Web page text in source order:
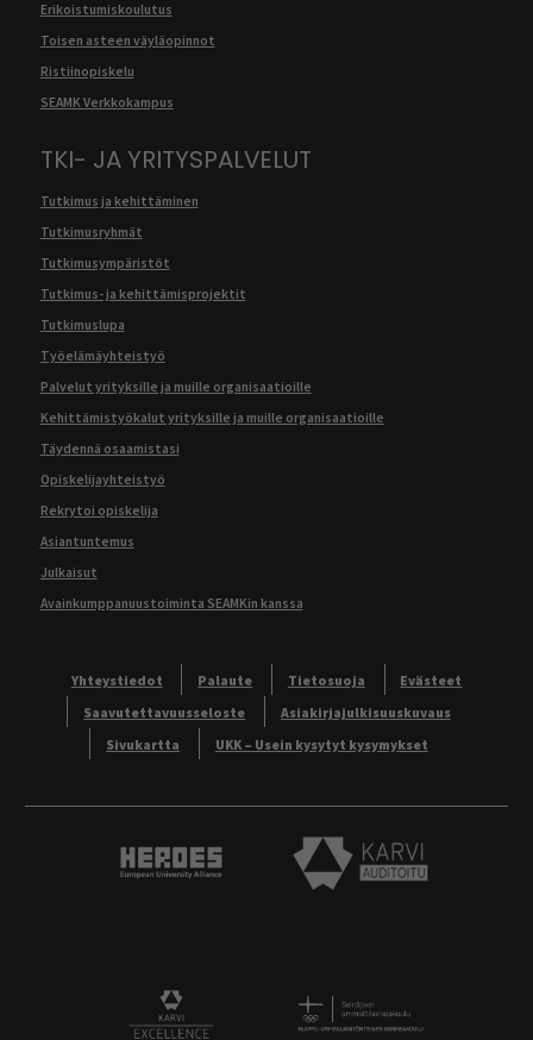
Erikoistumiskoulutus
Toisen asteen väyläopinnot
Ristiinopiskelu
SEAMK Verkkokampus
TKI- JA YRITYSPALVELUT
Tutkimus ja kehittäminen
Tutkimusryhmät
Tutkimusympäristöt
Tutkimus- ja kehittämisprojektit
Tutkimuslupa
Työelämäyhteistyö
Palvelut yrityksille ja muille organisaatioille
Kehittämistyökalut yrityksille ja muille organisaatioille
Täydennä osaamistasi
Opiskelijayhteistyö
Rekrytoi opiskelija
Asiantuntemus
Julkaisut
Avainkumppanuustoiminta SEAMKin kanssa
Yhteystiedot Palaute Tietosuoja
Evästeet
Saavutettavuusseloste
Asiakirjajulkisuuskuvaus
Sivukartta
UKK – Usein kysytyt kysymykset
Heroes European University Alliance logo
Karvi Auditoitu logo
KARVI Excellence logo.Logo